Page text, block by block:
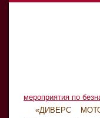
мероприятия по
«ДИВЕРС